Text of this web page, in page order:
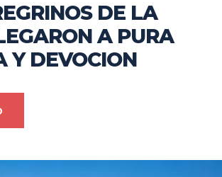
DE LA
A PURA
Y DEVOCION